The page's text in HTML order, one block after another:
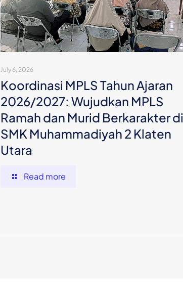
July 6, 2026
Koordinasi MPLS Tahun Ajaran
2026/2027: Wujudkan MPLS
Ramah dan Murid Berkarakter di
SMK Muhammadiyah 2 Klaten
Utara
Read more